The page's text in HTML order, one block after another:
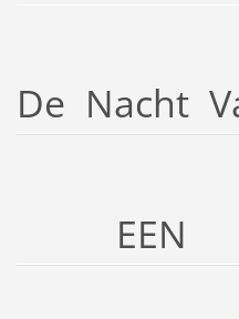
De Nacht
EEN